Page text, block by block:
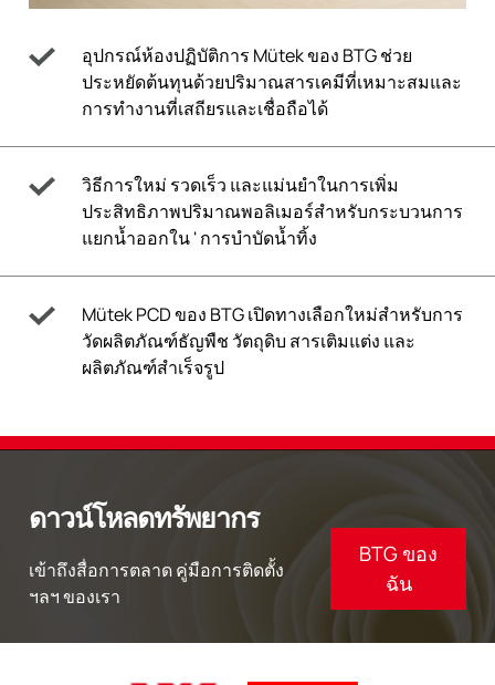
อุปกรณ์ห้องปฏิบัติการ Mütek ของ BTG ช่วย
ประหยัดต้นทุนด้วยปริมาณสารเคมีที่เหมาะสมและ
การทำงานที่เสถียรและเชื่อถือได้
วิธีการใหม่ รวดเร็ว และแม่นยำในการเพิ่ม
ประสิทธิภาพปริมาณพอลิเมอร์สำหรับกระบวนการ
แยกน้ำออกใน ' การบำบัดน้ำทิ้ง
Mütek PCD ของ BTG เปิดทางเลือกใหม่สำหรับการ
วัดผลิตภัณฑ์ธัญพืช วัตถุดิบ สารเติมแต่ง และ
ผลิตภัณฑ์สำเร็จรูป
ดาวน์โหลดทรัพยากร
เข้าถึงสื่อการตลาด คู่มือการติดตั้ง
ฯลฯ ของเรา
BTG ของ
ฉัน